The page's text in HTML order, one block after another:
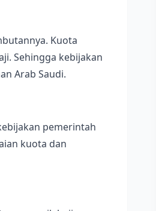
Kuota
Sehingga kebijakan
Arab Saudi.
pemerintah
kuota dan